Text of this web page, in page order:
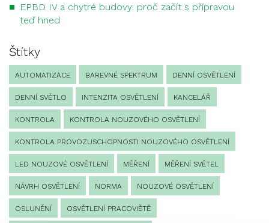
EPBD IV a chytré budovy: proč začít s přípravou
teď hned
Štítky
AUTOMATIZACE BAREVNÉ SPEKTRUM DENNÍ OSVĚTLENÍ
DENNÍ SVĚTLO INTENZITA OSVĚTLENÍ KANCELÁŘ
KONTROLA KONTROLA NOUZOVÉHO OSVĚTLENÍ
KONTROLA PROVOZUSCHOPNOSTI NOUZOVÉHO OSVĚTLENÍ
LED NOUZOVÉ OSVĚTLENÍ MĚŘENÍ MĚŘENÍ SVĚTEL
NÁVRH OSVĚTLENÍ NORMA NOUZOVÉ OSVĚTLENÍ
OSLUNĚNÍ OSVĚTLENÍ PRACOVIŠTĚ